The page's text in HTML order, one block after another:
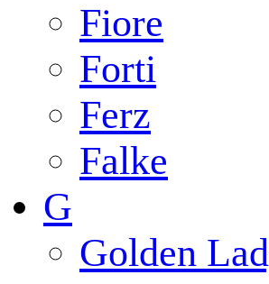
Fiore
Forti
Ferz
Falke
G
Golden